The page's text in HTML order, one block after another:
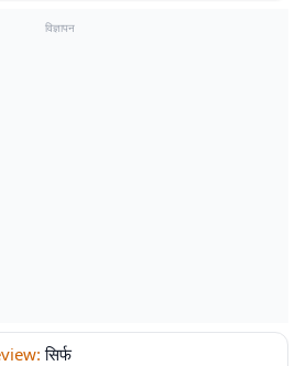
विज्ञापन
: सिर्फ